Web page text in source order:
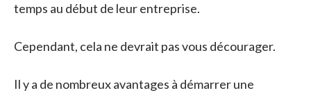
temps au début de leur entreprise.
Cependant, cela ne devrait pas vous décourager.
Il y a de nombreux avantages à démarrer une